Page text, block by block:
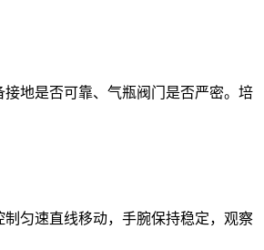
地是否可靠、气瓶阀门是否严密。培
匀速直线移动，手腕保持稳定，观察